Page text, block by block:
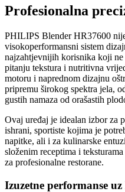
Profesionalna
PHILIPS Blender HR37600
visokoperformansni sistem
najzahtjevnijih korisnika koji
pitanju tekstura i nutritivna
motoru i naprednom dizajnu
pripremu širokog spektra jela,
gustih namaza od orašastih
Ovaj uređaj je idealan izbor za
ishrani, sportiste kojima je
napitke, ali i za kulinarske
složenim receptima i
za profesionalne restorane.
Izuzetne performanse